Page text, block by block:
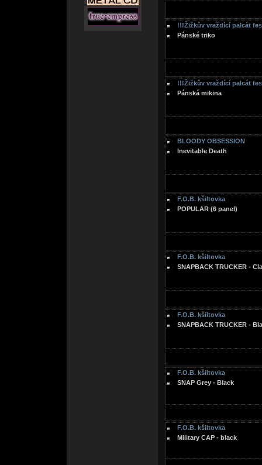
!!!Žižkův vraždící palcát
Pánské triko
!!!Žižkův vraždící palcát
Pánská mikina
BLOODY OBSESSION
Inevitable Death
F.O.B. kšiltovka
POPULAR (6 panel)
F.O.B. kšiltovka
SNAPBACK TRUCKER -
F.O.B. kšiltovka
SNAPBACK TRUCKER -
F.O.B. kšiltovka
SNAP Grey - Black
F.O.B. kšiltovka
Military CAP - black